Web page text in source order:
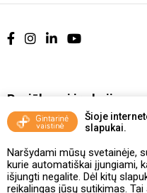
Šioje
slapukai.
Naršydami mūsų svetainėje,
kurie automatiškai įjungiami,
išjungti negalite. Dėl kitų
reikalingas jūsų sutikimas.
Pasiūlymai ir akcijos
Vakcinavimo tvarka ir
Kontaktai ir Karjera